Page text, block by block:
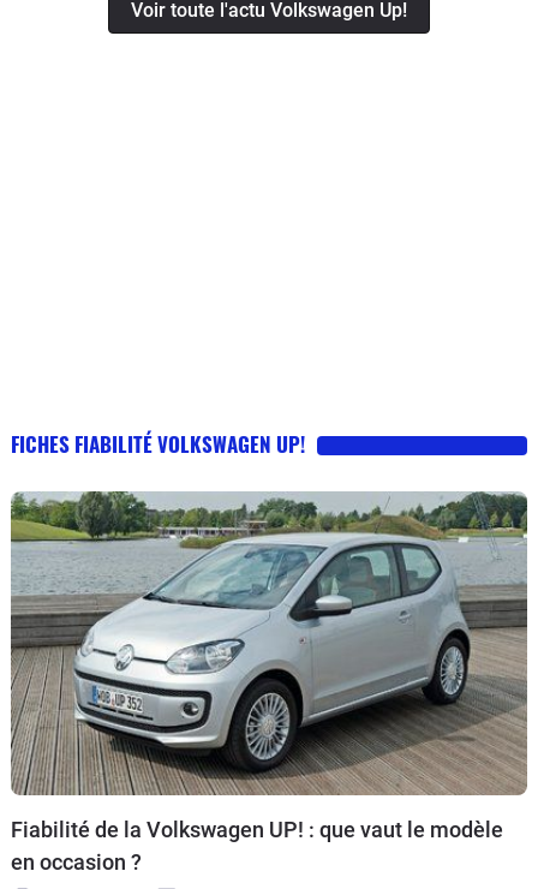
Voir toute l'actu Volkswagen Up!
FICHES FIABILITÉ VOLKSWAGEN UP!
Fiabilité de la Volkswagen UP! : que vaut le modèle
en occasion ?